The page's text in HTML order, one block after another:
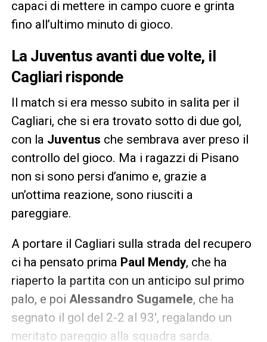
capaci di mettere in campo cuore e grinta
fino all’ultimo minuto di gioco.
La Juventus avanti due volte, il
Cagliari risponde
Il match si era messo subito in salita per il
Cagliari, che si era trovato sotto di due gol,
con la Juventus che sembrava aver preso il
controllo del gioco. Ma i ragazzi di Pisano
non si sono persi d’animo e, grazie a
un’ottima reazione, sono riusciti a
pareggiare.
A portare il Cagliari sulla strada del recupero
ci ha pensato prima Paul Mendy, che ha
riaperto la partita con un anticipo sul primo
palo, e poi Alessandro Sugamele, che ha
segnato il gol del 2-2 al 93′, regalando un
meritato pareggio alla squadra sarda.